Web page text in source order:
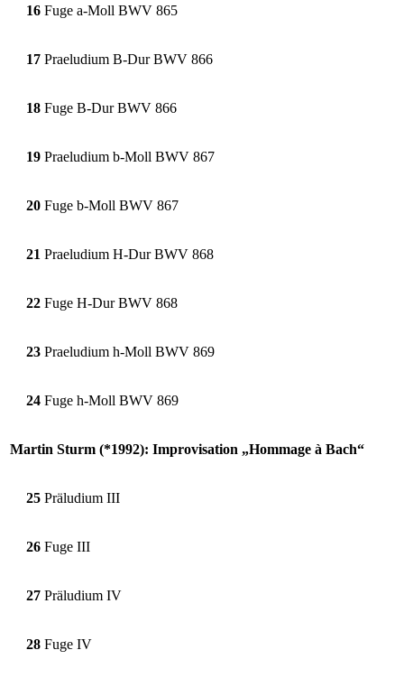
16 Fuge a-Moll BWV 865
17 Praeludium B-Dur BWV 866
18 Fuge B-Dur BWV 866
19 Praeludium b-Moll BWV 867
20 Fuge b-Moll BWV 867
21 Praeludium H-Dur BWV 868
22 Fuge H-Dur BWV 868
23 Praeludium h-Moll BWV 869
24 Fuge h-Moll BWV 869
Martin Sturm (*1992): Improvisation „Hommage à Bach“
25 Präludium III
26 Fuge III
27 Präludium IV
28 Fuge IV